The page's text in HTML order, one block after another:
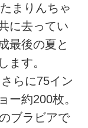
まりんちゃ
に去ってい
最後の夏と
ます。
らに75イン
ー約200枚。
ブラビアで